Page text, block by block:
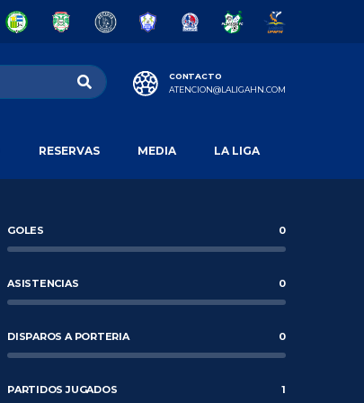
CONTACTO
ATENCION@LALIGAHN.COM
RESERVAS MEDIA LA LIGA
GOLES 0
ASISTENCIAS 0
DISPAROS A PORTERIA 0
PARTIDOS JUGADOS 1